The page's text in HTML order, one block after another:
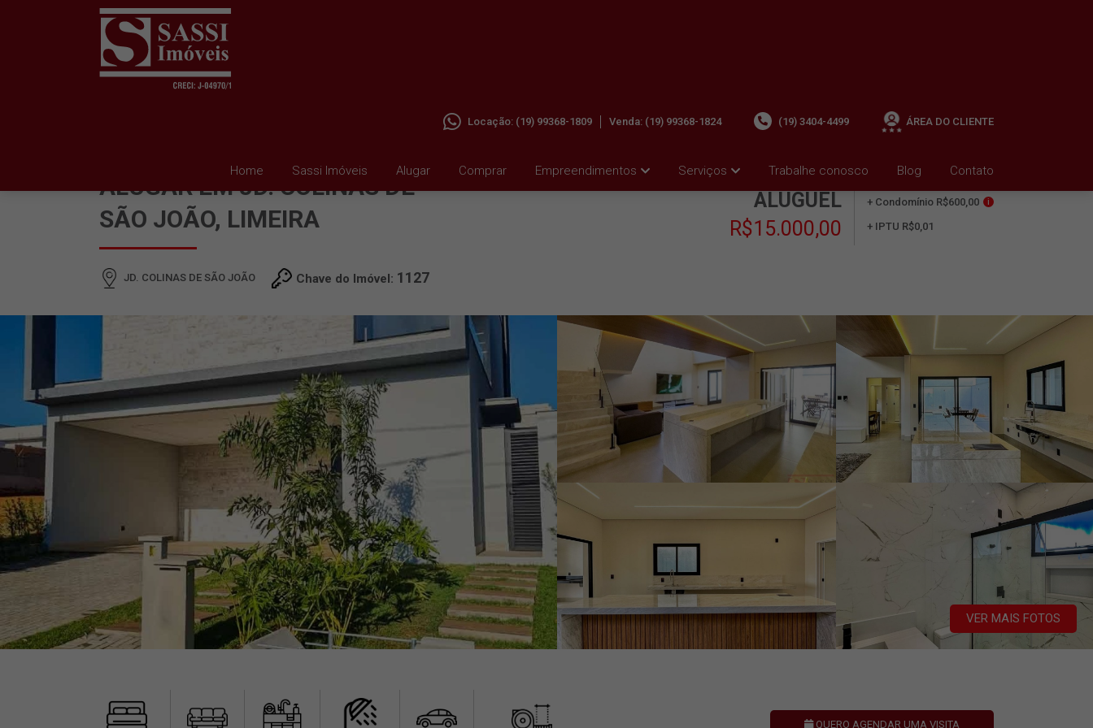
Home Sassi Imóveis Alugar Comprar Empreendimentos Serviços Trabalhe conosco Blog Contato
Locação: (19) 99368-1809 Venda: (19) 99368-1824 (19) 3404-4499 ÁREA DO CLIENTE
ALUGAR EM JD. COLINAS DE
SÃO JOÃO, LIMEIRA
JD. COLINAS DE SÃO JOÃO Chave do Imóvel: 1127
ALUGUEL
R$15.000,00
+ Condomínio R$600,00 i
+ IPTU R$0,01
VER MAIS FOTOS
QUERO AGENDAR UMA VISITA